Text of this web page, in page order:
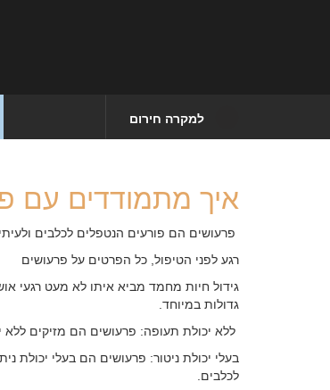
למקרה חירום
איך מתמודדים עם
פרעושים הם פורעים הנטפלים לכלבים
רגע לפני הטיפול, כל הפרטים על פרעושים
גידול חיות מחמד מביא איתו לא מעט רגעי
גדולות במיוחד.
ללא יכולת תעופה: פרעושים הם מזיקים ללא
בעלי יכולת ניטור: פרעושים הם בעלי
לכלבים.